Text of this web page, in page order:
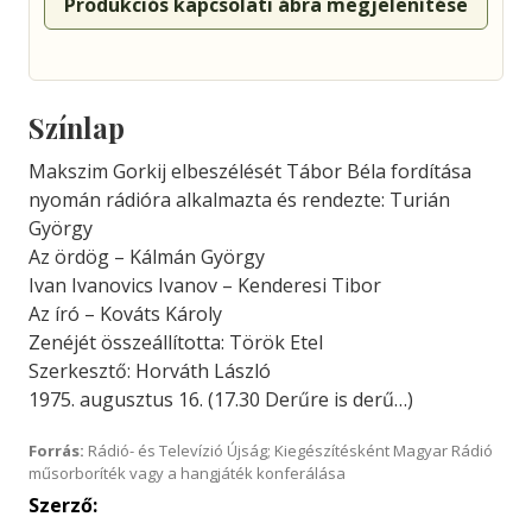
Színlap
Makszim Gorkij elbeszélését Tábor Béla fordítása
nyomán rádióra alkalmazta és rendezte: Turián
György
Az ördög – Kálmán György
Ivan Ivanovics Ivanov – Kenderesi Tibor
Az író – Kováts Károly
Zenéjét összeállította: Török Etel
Szerkesztő: Horváth László
1975. augusztus 16. (17.30 Derűre is derű…)
Forrás: Rádió- és Televízió Újság; Kiegészítésként Magyar Rádió
műsorboríték vagy a hangjáték konferálása
Szerző: